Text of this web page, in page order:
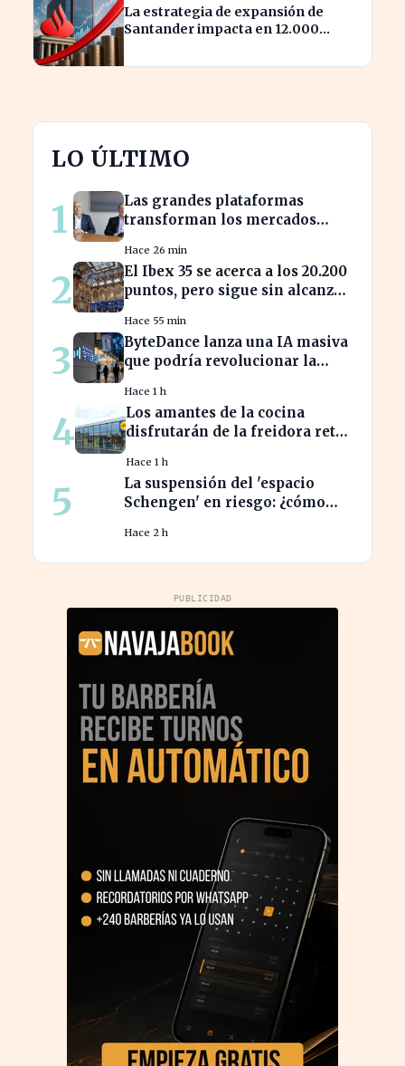
La estrategia de expansión de
Santander impacta en 12.000
LO ÚLTIMO
1
Las grandes plataformas
transforman los mercados
competencia
Hace 26 min
2
El Ibex 35 se acerca a los 20.200
puntos, pero sigue sin alcanzar
Hace 55 min
3
ByteDance lanza una IA masiva
que podría revolucionar la
Hace 1 h
4
Los amantes de la cocina
disfrutarán de la freidora retro
Hace 1 h
5
La suspensión del 'espacio
Schengen' en riesgo: ¿cómo
Hace 2 h
PUBLICIDAD